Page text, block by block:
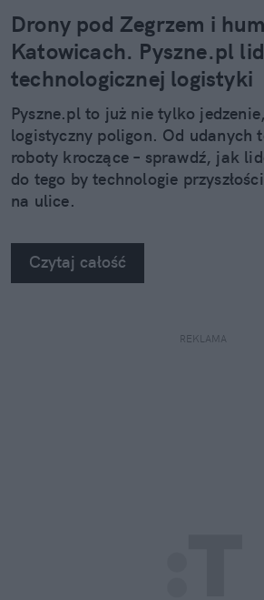
Drony pod Zegrzem i
Katowicach. Pyszne.pl
technologicznej logistyki
Pyszne.pl to już nie tylko
logistyczny poligon. Od udanych
roboty kroczące – sprawdź, jak
do tego by technologie
na ulice.
Czytaj całość
REKLAMA